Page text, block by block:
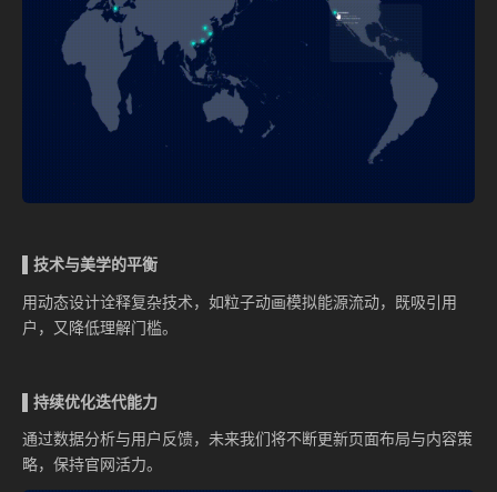
▌技术与美学的平衡
用动态设计诠释复杂技术，如粒子动画模拟能源流动，既吸引用
户，又降低理解门槛。
▌持续优化迭代能力
通过数据分析与用户反馈，未来我们将不断更新页面布局与内容策
略，保持官网活力。